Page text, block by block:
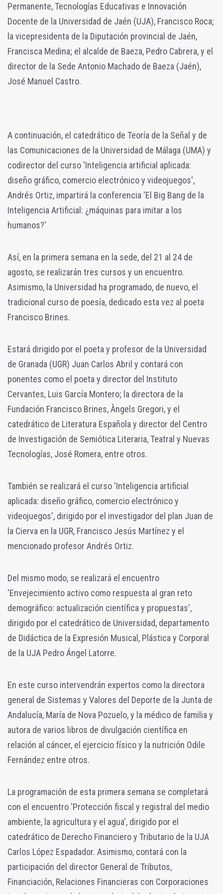
Permanente, Tecnologías Educativas e Innovación
Docente de la Universidad de Jaén (UJA), Francisco Roca;
la vicepresidenta de la Diputación provincial de Jaén,
Francisca Medina; el alcalde de Baeza, Pedro Cabrera, y el
director de la Sede Antonio Machado de Baeza (Jaén),
José Manuel Castro.
A continuación, el catedrático de Teoría de la Señal y de
las Comunicaciones de la Universidad de Málaga (UMA) y
codirector del curso 'Inteligencia artificial aplicada:
diseño gráfico, comercio electrónico y videojuegos',
Andrés Ortiz, impartirá la conferencia 'El Big Bang de la
Inteligencia Artificial: ¿máquinas para imitar a los
humanos?'
Así, en la primera semana en la sede, del 21 al 24 de
agosto, se realizarán tres cursos y un encuentro.
Asimismo, la Universidad ha programado, de nuevo, el
tradicional curso de poesía, dedicado esta vez al poeta
Francisco Brines.
Estará dirigido por el poeta y profesor de la Universidad
de Granada (UGR) Juan Carlos Abril y contará con
ponentes como el poeta y director del Instituto
Cervantes, Luis García Montero; la directora de la
Fundación Francisco Brines, Àngels Gregori, y el
catedrático de Literatura Española y director del Centro
de Investigación de Semiótica Literaria, Teatral y Nuevas
Tecnologías, José Romera, entre otros.
También se realizará el curso 'Inteligencia artificial
aplicada: diseño gráfico, comercio electrónico y
videojuegos', dirigido por el investigador del plan Juan de
la Cierva en la UGR, Francisco Jesús Martínez y el
mencionado profesor Andrés Ortiz.
Del mismo modo, se realizará el encuentro
'Envejecimiento activo como respuesta al gran reto
demográfico: actualización científica y propuestas',
dirigido por el catedrático de Universidad, departamento
de Didáctica de la Expresión Musical, Plástica y Corporal
de la UJA Pedro Ángel Latorre.
En este curso intervendrán expertos como la directora
general de Sistemas y Valores del Deporte de la Junta de
Andalucía, María de Nova Pozuelo, y la médico de familia y
autora de varios libros de divulgación científica en
relación al cáncer, el ejercicio físico y la nutrición Odile
Fernández entre otros.
La programación de esta primera semana se completará
con el encuentro 'Protección fiscal y registral del medio
ambiente, la agricultura y el agua', dirigido por el
catedrático de Derecho Financiero y Tributario de la UJA
Carlos López Espadador. Asimismo, contará con la
participación del director General de Tributos,
Financiación, Relaciones Financieras con Corporaciones